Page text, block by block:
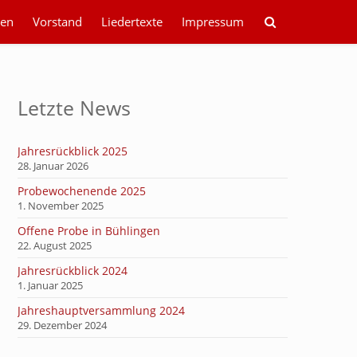
Vorstand Liedertexte Impressum
Letzte News
Jahresrückblick 2025
28. Januar 2026
Probewochenende 2025
1. November 2025
Offene Probe in Bühlingen
22. August 2025
Jahresrückblick 2024
1. Januar 2025
Jahreshauptversammlung 2024
29. Dezember 2024